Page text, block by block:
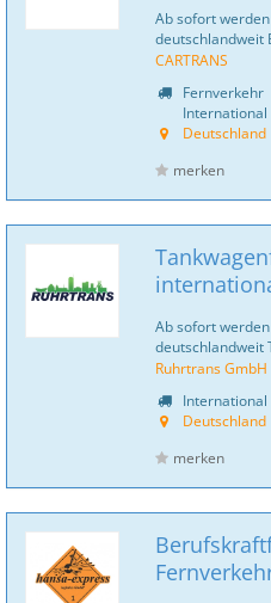
Ab sofort werden
deutschlandweit
CARTRANS
Fernverkehr
International
Deutschland
merken
Ab sofort
deutschlandweit
Ruhrtrans GmbH
International
Deutschland
merken